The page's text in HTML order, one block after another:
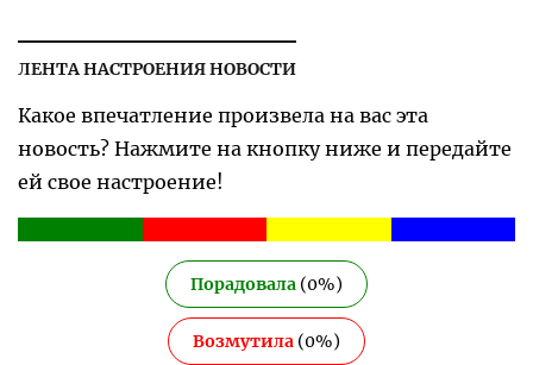
ЛЕНТА НАСТРОЕНИЯ НОВОСТИ
Какое впечатление произвела на вас эта
новость? Нажмите на кнопку ниже и передайте
ей свое настроение!
Порадовала (0%)
Возмутила (0%)